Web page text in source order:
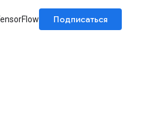
Подписаться